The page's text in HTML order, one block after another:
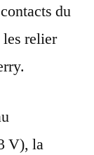
du
les relier
V), la